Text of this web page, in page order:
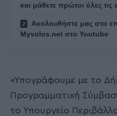
και μάθετε πρώτοι όλες τις
Ακολουθήστε μας στο
Myvolos.net στο Youtube
«Υπογράφουμε με το
Προγραμματική
το Υπουργείο